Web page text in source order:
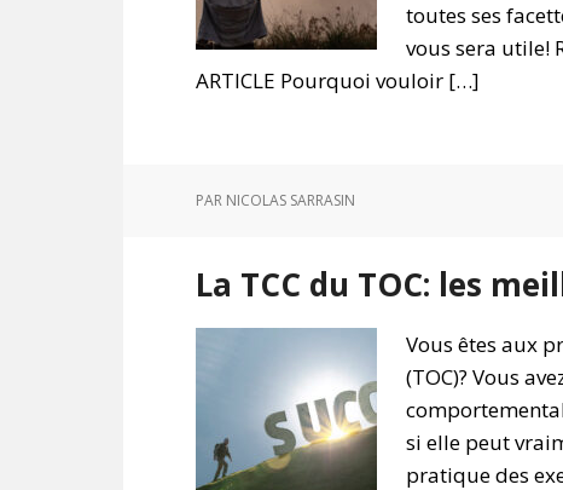
toutes ses
vous sera utile!
ARTICLE Pourquoi vouloir […]
PAR NICOLAS SARRASIN
La TCC du TOC: les
Vous êtes aux
(TOC)? Vous
si elle peut
pratique des